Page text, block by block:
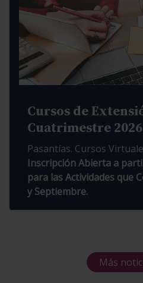
Cursos de
Cuatrimestre
Pasantías. Cursos
Inscripción Abierta a
para las Actividades que
y Septiembre.
Más